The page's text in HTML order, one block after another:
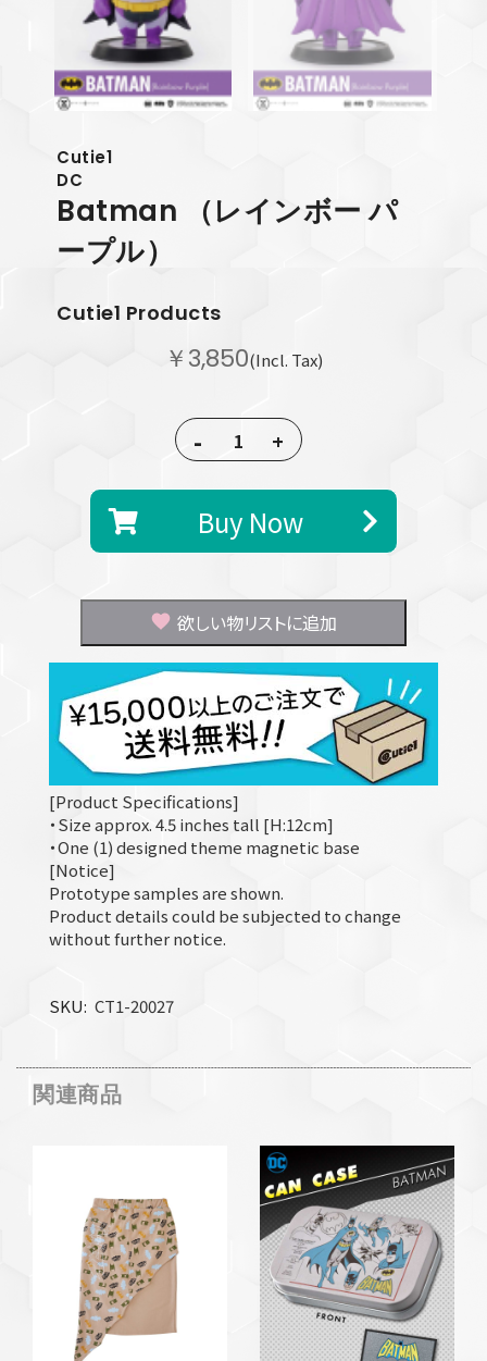
Cutie1
DC
Batman （レインボー パ
ープル）
Cutie1 Products
￥3,850(Incl. Tax)
- +
Buy Now
欲しい物リストに追加
[Product Specifications]
・Size approx. 4.5 inches tall [H:12cm]
・One (1) designed theme magnetic base
[Notice]
Prototype samples are shown.
Product details could be subjected to change
without further notice.
SKU CT1-20027
関連商品